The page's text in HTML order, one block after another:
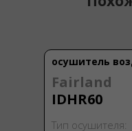
осушитель
Fairland
IDHR60
Тип осушителя: